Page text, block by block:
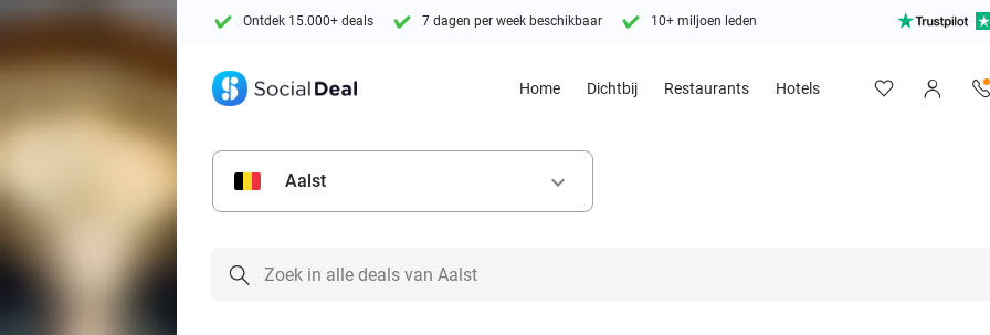
Ontdek 15.000+ deals 7 dagen per week beschikbaar 10+ miljoen leden
Home Dichtbij Restaurants Hotels
Aalst keyboard_arrow_down